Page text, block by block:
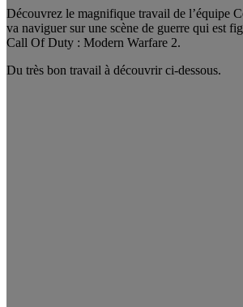
Découvrez le magnifique travail de l’équipe
va naviguer sur une scène de guerre qui est
Call Of Duty : Modern Warfare 2.
Du très bon travail à découvrir ci-dessous.